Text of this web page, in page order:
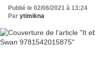
Publié le 02/06/2021 à 13:24
Par ytimikna